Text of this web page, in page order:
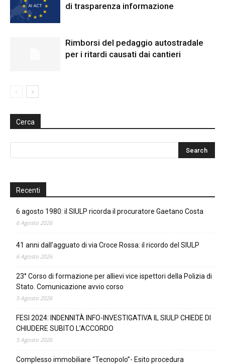
di trasparenza informazione
Rimborsi del pedaggio autostradale
per i ritardi causati dai cantieri
Cerca
Recenti
6 agosto 1980: il SIULP ricorda il procuratore Gaetano Costa
6 Agosto 2026
41 anni dall’agguato di via Croce Rossa: il ricordo del SIULP
6 Agosto 2026
23° Corso di formazione per allievi vice ispettori della Polizia di
Stato. Comunicazione avvio corso
5 Agosto 2026
FESI 2024: INDENNITÀ INFO-INVESTIGATIVA IL SIULP CHIEDE DI
CHIUDERE SUBITO L’ACCORDO
5 Agosto 2026
Complesso immobiliare “Tecnopolo”- Esito procedura